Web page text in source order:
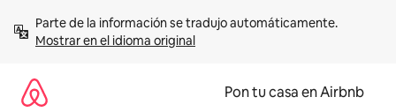
contenidoMostrar en el idioma original
Pon tu casa en Airbnb